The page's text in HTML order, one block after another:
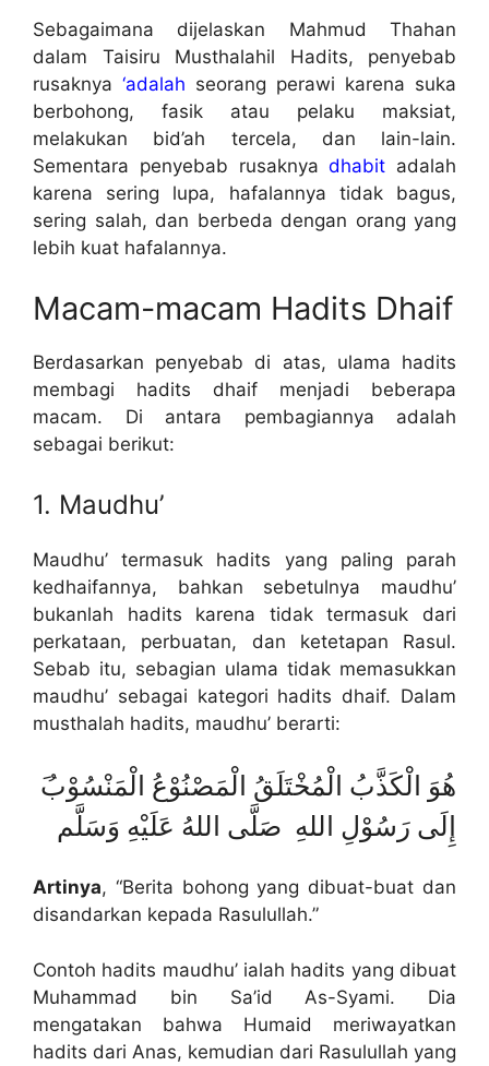
Sebagaimana dijelaskan Mahmud Thahan
dalam Taisiru Musthalahil Hadits, penyebab
rusaknya ‘adalah seorang perawi karena suka
berbohong, fasik atau pelaku maksiat,
melakukan bid’ah tercela, dan lain-lain.
Sementara penyebab rusaknyadhabit adalah
karena sering lupa, hafalannya tidak bagus,
sering salah, dan berbeda dengan orang yang
lebih kuat hafalannya.
Macam-macam Hadits Dhaif
Berdasarkan penyebab di atas, ulama hadits
membagi hadits dhaif menjadi beberapa
macam. Di antara pembagiannya adalah
sebagai berikut:
1. Maudhu’
Maudhu’ termasuk hadits yang paling parah
kedhaifannya, bahkan sebetulnya maudhu’
bukanlah hadits karena tidak termasuk dari
perkataan, perbuatan, dan ketetapan Rasul.
Sebab itu, sebagian ulama tidak memasukkan
maudhu’ sebagai kategori hadits dhaif. Dalam
musthalah hadits, maudhu’ berarti:
إِلَى رَسُوْلِ اللهِ صَلَّى اللهُ عَلَيْهِ وَسَلَّم
Artinya, “Berita bohong yang dibuat-buat dan
disandarkan kepada Rasulullah.”
Contoh hadits maudhu’ ialah hadits yang dibuat
Muhammad bin Sa’id As-Syami. Dia
mengatakan bahwa Humaid meriwayatkan
hadits dari Anas, kemudian dari Rasulullah yang